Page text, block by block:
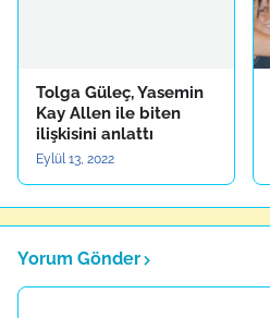
Tolga Güleç, Yasemin
Kay Allen ile biten
ilişkisini anlattı
Eylül 13, 2022
Yorum Gönder